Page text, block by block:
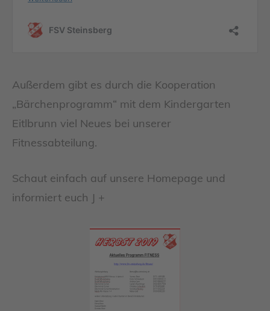
Außerdem gibt es durch die Kooperation
„Bärchenprogramm“ mit dem Kindergarten
Eitlbrunn viel Neues bei unserer
Fitnessabteilung.
Schaut einfach auf unsere Homepage und
informiert euch J +